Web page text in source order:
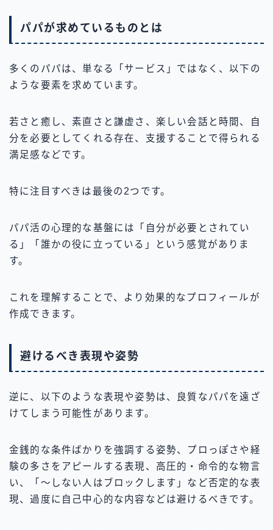
パパが求めているものとは
多くのパパは、単なる「サービス」ではなく、以下の
ような要素を求めています。
若さと癒し、素直さと謙虚さ、楽しい会話と時間、自
分を必要としてくれる存在、支援することで得られる
満足感などです。
特に注目すべきは最後の2つです。
パパ活の心理的な基盤には「自分が必要とされてい
る」「誰かの役に立っている」という感覚がありま
す。
これを理解することで、より効果的なプロフィールが
作成できます。
避けるべき表現や姿勢
逆に、以下のような表現や姿勢は、良質なパパを遠ざ
けてしまう可能性があります。
金銭的な条件ばかりを強調する姿勢、プロっぽさや経
験の多さをアピールする表現、高圧的・命令的な物言
い、「〜しない人はブロックします」など否定的な表
現、過度に自己中心的な内容などは避けるべきです。